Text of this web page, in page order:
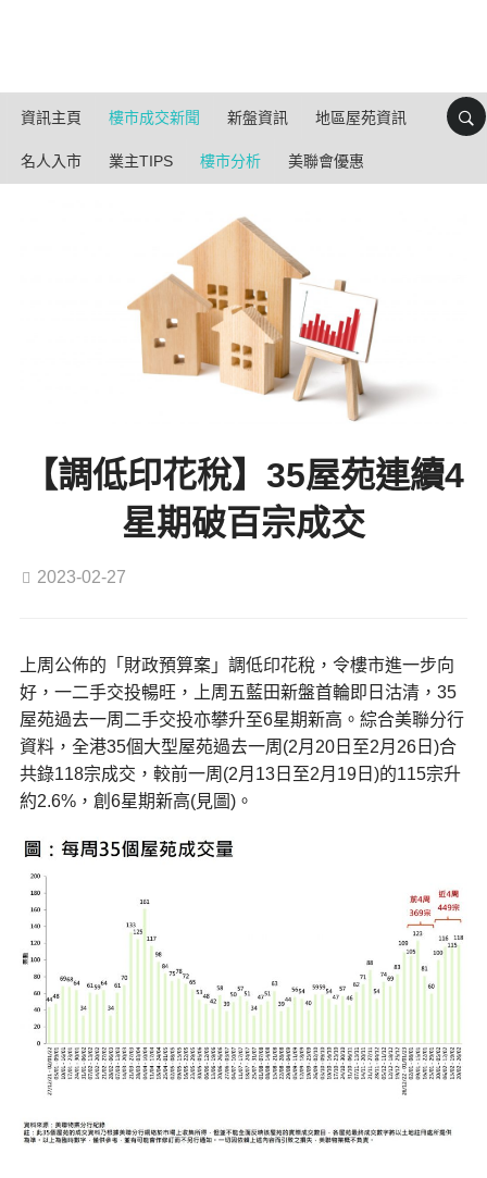
資訊主頁 樓市成交新聞 新盤資訊 地區屋苑資訊
名人入市 業主TIPS 樓市分析 美聯會優惠
【調低印花稅】35屋苑連續4
星期破百宗成交
2023-02-27
上周公佈的「財政預算案」調低印花稅，令樓市進一步向
好，一二手交投暢旺，上周五藍田新盤首輪即日沽清，35
屋苑過去一周二手交投亦攀升至6星期新高。綜合美聯分行
資料，全港35個大型屋苑過去一周(2月20日至2月26日)合
共錄118宗成交，較前一周(2月13日至2月19日)的115宗升
約2.6%，創6星期新高(見圖)。